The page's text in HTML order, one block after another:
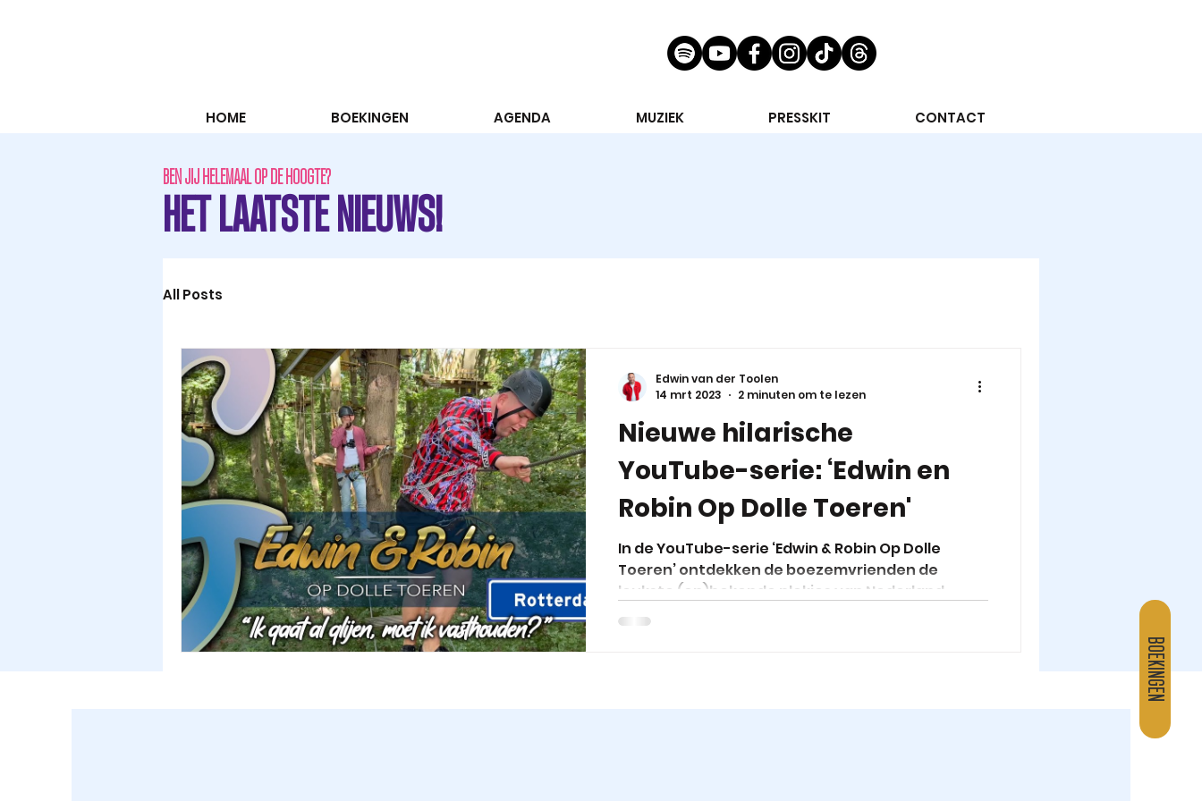
HOME BOEKINGEN AGENDA MUZIEK PRESSKIT CONTACT
BOEKINGEN
HET LAATSTE NIEUWS!
BEN JIJ HELEMAAL OP DE HOOGTE?
All Posts
Nieuwe hilarische
YouTube-serie: ‘Edwin en
Robin Op Dolle Toeren'
In de YouTube-serie ‘Edwin & Robin Op Dolle
Toeren’ ontdekken de boezemvrienden de
leukste (on)bekende plekjes van Nederland.
Elke...
Edwin van der Toolen
14 mrt 2023
2 minuten om te lezen